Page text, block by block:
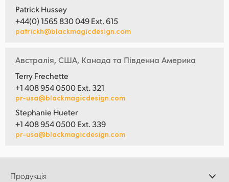
Patrick Hussey
+44(0) 1565 830 049 Ext. 615
patrickh@blackmagicdesign.com
Австралія, США, Канада та Південна Америка
Terry Frechette
+1 408 954 0500 Ext. 321
pr-usa@blackmagicdesign.com
Stephanie Hueter
+1 408 954 0500 Ext. 339
pr-usa@blackmagicdesign.com
Продукція